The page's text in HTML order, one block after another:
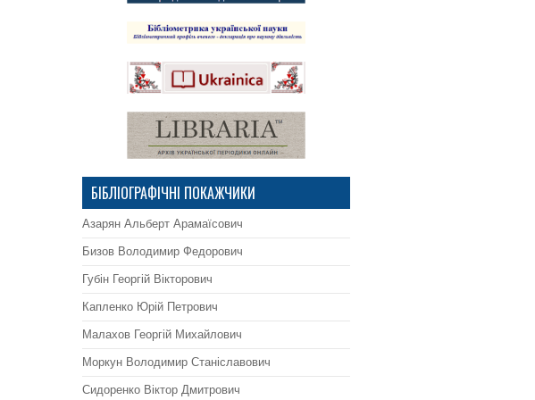
БІБЛІОГРАФІЧНІ ПОКАЖЧИКИ
Азарян Альберт Арамаїсович
Бизов Володимир Федорович
Губін Георгій Вікторович
Капленко Юрій Петрович
Малахов Георгій Михайлович
Моркун Володимир Станіславович
Сидоренко Віктор Дмитрович